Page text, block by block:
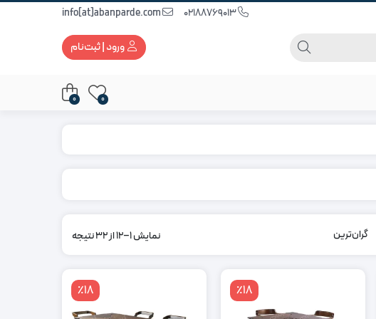
ورود | ثبت‌نام
0
0
گران‌ترین نمایش 1–12 از 32 نتیجه
٪18 ٪18